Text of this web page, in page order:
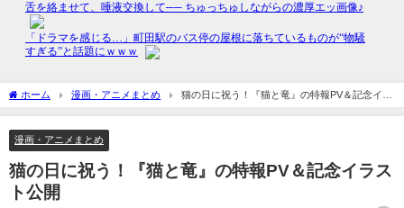
ホーム 漫画・アニメまとめ
猫の日に祝う！『猫と竜』の特報PV＆記念イラ
スト公開
漫画・アニメまとめ
猫の日に祝う！『猫と竜』の特報PV＆記念イラス
ト公開